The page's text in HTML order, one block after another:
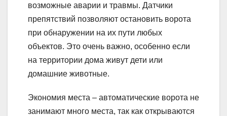
возможные аварии и травмы. Датчики
препятствий позволяют остановить ворота
при обнаружении на их пути любых
объектов. Это очень важно, особенно если
на территории дома живут дети или
домашние животные.
Экономия места – автоматические ворота не
занимают много места, так как открываются